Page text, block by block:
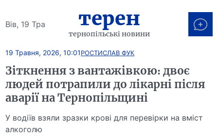
Вів, 19 Тра терен
тернопільські новини
19 Травня, 2026, 10:01РОСТИСЛАВ ФУК
Зіткнення з вантажівкою: двоє
людей потрапили до лікарні після
аварії на Тернопільщині
У водіїв взяли зразки крові для перевірки на вміст
алкоголю